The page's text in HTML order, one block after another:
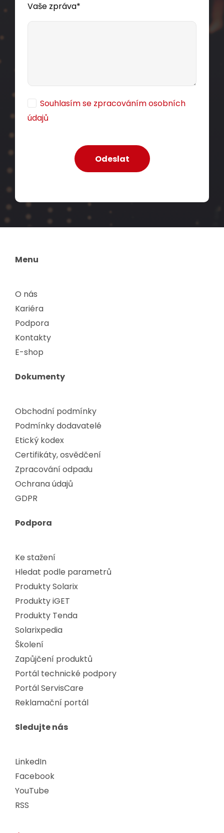
Vaše zpráva*
Souhlasím se zpracováním osobních
údajů
Menu
O nás
Kariéra
Podpora
Kontakty
E-shop
Dokumenty
Obchodní podmínky
Podmínky dodavatelé
Etický kodex
Certifikáty, osvědčení
Zpracování odpadu
Ochrana údajů
GDPR
Podpora
Ke stažení
Hledat podle parametrů
Produkty Solarix
Produkty iGET
Produkty Tenda
Solarixpedia
Školení
Zapůjčení produktů
Portál technické podpory
Portál ServisCare
Reklamační portál
Sledujte nás
LinkedIn
Facebook
YouTube
RSS